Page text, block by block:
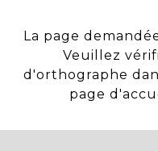
La page
Veuillez
d'orthographe
page